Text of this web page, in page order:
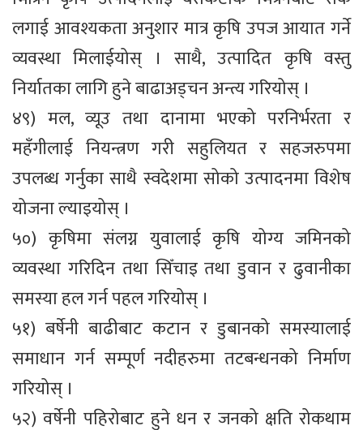
लगाई आवश्यकता अनुशार मात्र कृषि उपज आयात गर्ने
व्यवस्था मिलाईयोस् । साथै, उत्पादित कृषि वस्तु
निर्यातका लागि हुने बाढाअड्चन अन्त्य गरियोस् ।
४९) मल, व्यूउ तथा दानामा भएको परनिर्भरता र
महँगीलाई नियन्त्रण गरी सहुलियत र सहजरुपमा
उपलब्ध गर्नुका साथै स्वदेशमा सोको उत्पादनमा विशेष
योजना ल्याइयोस् ।
५०) कृषिमा संलग्न युवालाई कृषि योग्य जमिनको
व्यवस्था गरिदिन तथा सिँचाइ तथा डुवान र ढुवानीका
समस्या हल गर्न पहल गरियोस् ।
५१) बर्षेनी बाढीबाट कटान र डुबानको समस्यालाई
समाधान गर्न सम्पूर्ण नदीहरुमा तटबन्धनको निर्माण
गरियोस् ।
५२) वर्षेनी पहिरोबाट हुने धन र जनको क्षति रोकथाम